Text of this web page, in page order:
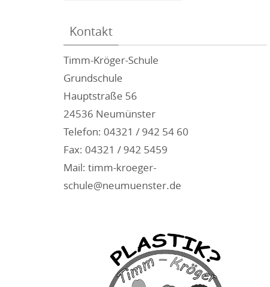
Kontakt
Timm-Kröger-Schule
Grundschule
Hauptstraße 56
24536 Neumünster
Telefon: 04321 / 942 54 60
Fax: 04321 / 942 5459
Mail: timm-kroeger-
schule@neumuenster.de